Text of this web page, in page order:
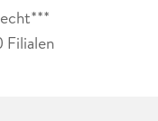
Filialen